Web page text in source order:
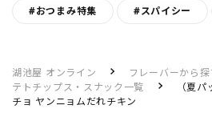
#おつまみ特集 #スパイシー
湖池屋 オンライン フレーバーから探
テトチップス・スナック一覧
（夏
チョ ヤンニョムだれチキン